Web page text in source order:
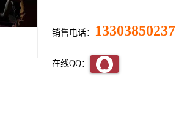
销售电话： 13303850237
在线QQ：